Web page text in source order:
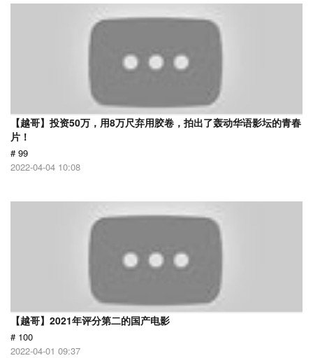
【越哥】投资50万，用8万尺弃用胶卷，拍出了轰动华语影坛的青春
片！
# 99
2022-04-04 10:08
【越哥】2021年评分第二的国产电影
# 100
2022-04-01 09:37